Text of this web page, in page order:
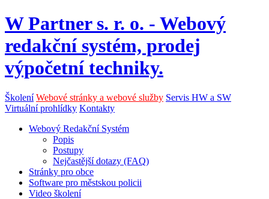
W Partner s. r. o. - Webový
redakční systém, prodej
výpočetní techniky.
Školení Webové stránky a webové služby Servis HW a SW
Virtuální prohlídky Kontakty
Webový Redakční Systém
Popis
Postupy
Nejčastější dotazy (FAQ)
Stránky pro obce
Software pro městskou policii
Video školení